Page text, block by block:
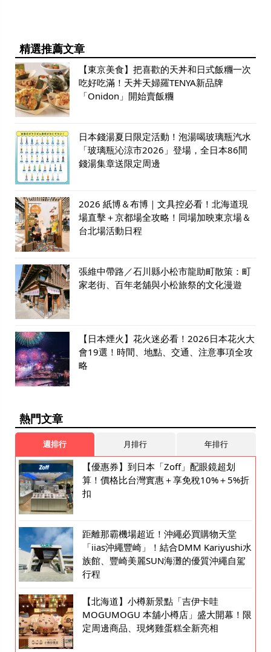
精選推薦文章
【東京美食】把喜歡的天丼和日式飯糰一次
吃好吃滿！天丼天婦羅TENYA新品牌
「Onidon」開始賣飯糰
日本錢湯夏日限定活動！泡湯喝玻璃瓶汽水
「玻璃瓶沁涼市2026」登場，全日本86間
錢湯集章送限定周邊
2026 紙博＆布博｜文具控必看！北海道現
場直擊＋京都場全攻略！同場加映東京場＆
台北場活動日程
張維中帶路／石川縣小松市龍助町散策：町
家老街、百年老舖與小松旅祭的文化漫遊
【日本煙火】花火迷必看！2026日本花火大
會19選！時間、地點、交通、注意事項全攻
略
熱門文章
週排行 月排行 年排行
【優惠券】到日本「Zoff」配眼鏡超划
算！價格比台灣實惠＋享免稅10%＋5%折
扣
距離那霸機場超近！沖繩必買購物天堂
「iias沖繩豐崎」！結合DMM Kariyushi水
族館、豐崎美麗SUN海灘的優質沖繩自駕
行程
【北海道】小樽新景點「吉伊卡哇
MOGUMOGU 本舖小樽店」盛大開幕！限
定周邊商品、現烤雞蛋糕全新亮相